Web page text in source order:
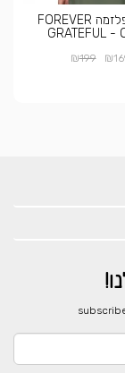
חולצה פלזמה FOREVER
GRATEFUL -
₪
₪199